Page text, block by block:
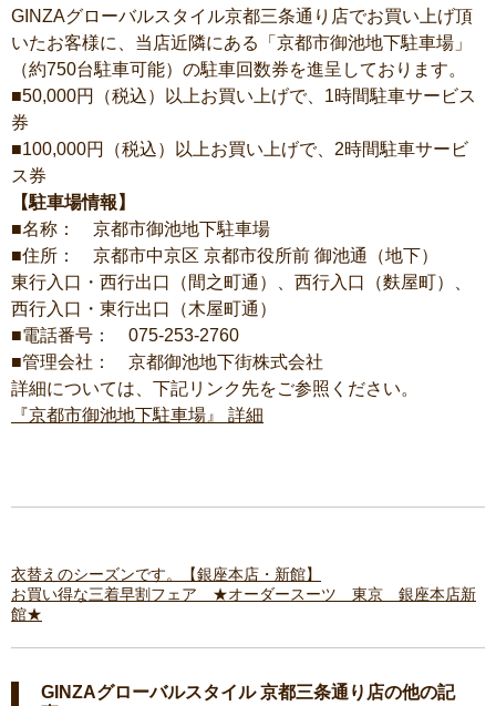
GINZAグローバルスタイル京都三条通り店でお買い上げ頂
いたお客様に、当店近隣にある「京都市御池地下駐車場」
（約750台駐車可能）の駐車回数券を進呈しております。
■50,000円（税込）以上お買い上げで、1時間駐車サービス
券
■100,000円（税込）以上お買い上げで、2時間駐車サービ
ス券
【駐車場情報】
■名称： 京都市御池地下駐車場
■住所： 京都市中京区 京都市役所前 御池通（地下）
東行入口・西行出口（間之町通）、西行入口（麩屋町）、
西行入口・東行出口（木屋町通）
■電話番号： 075-253-2760
■管理会社： 京都御池地下街株式会社
詳細については、下記リンク先をご参照ください。
『京都市御池地下駐車場』 詳細
衣替えのシーズンです。【銀座本店・新館】
お買い得な三着早割フェア ★オーダースーツ 東京 銀座本店新
館★
GINZAグローバルスタイル 京都三条通り店の他の記